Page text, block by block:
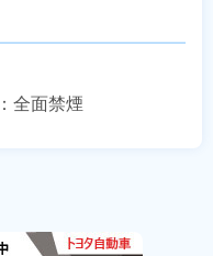
全面禁煙